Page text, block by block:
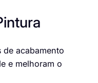
de acabamento
e melhoram o